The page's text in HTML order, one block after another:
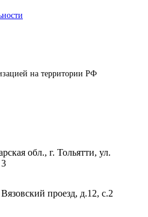
на территории РФ
обл., г. Тольятти, ул.
проезд, д.12, с.2